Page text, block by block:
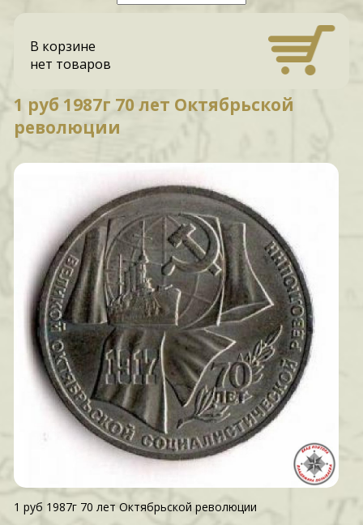
В корзине
нет товаров
1 руб 1987г 70 лет Октябрьской
революции
1 руб 1987г 70 лет Октябрьской революции